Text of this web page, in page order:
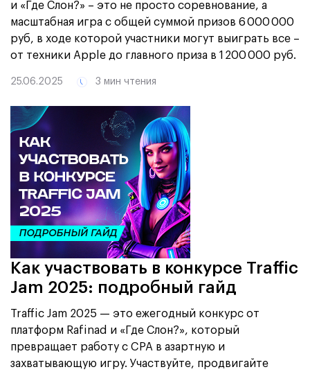
и «Где Слон?» – это не просто соревнование, а
масштабная игра с общей суммой призов 6 000 000
руб, в ходе которой участники могут выиграть все –
от техники Apple до главного приза в 1 200 000 руб.
25.06.2025 3 мин чтения
Как участвовать в конкурсе Traffic
Jam 2025: подробный гайд
Traffic Jam 2025 — это ежегодный конкурс от
платформ Rafinad и «Где Слон?», который
превращает работу с CPA в азартную и
захватывающую игру. Участвуйте, продвигайте